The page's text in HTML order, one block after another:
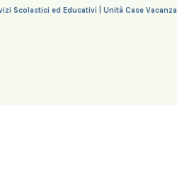
Scolastici ed Educativi | Unità Case Vacanza